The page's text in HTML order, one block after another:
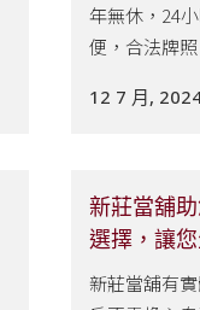
年無休，24
便，合法牌
12 7 月,
新莊當舖
選擇，讓
新莊當舖有